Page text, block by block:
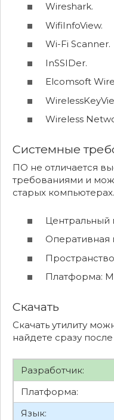
Wireshark.
WifiInfoView.
Wi-Fi Scanner.
InSSIDer.
Elcomsoft
Wireless
Системные
ПО не отличается
требованиями и
старых компьютерах.
Центральный
Оперативная
Платформа:
Скачать
Скачать утилиту
найдете сразу
Разработчик:
Платформа:
Язык: